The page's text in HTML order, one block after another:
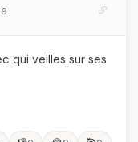
qui veilles sur ses